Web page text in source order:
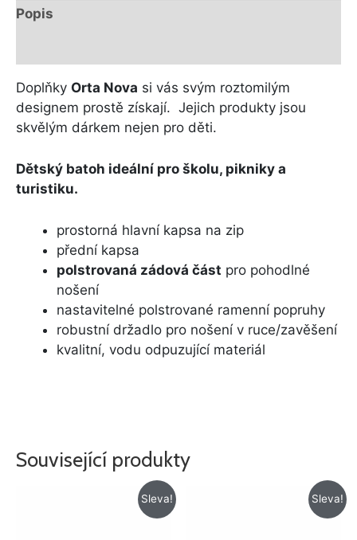
Popis
Doplňky Orta Nova si vás svým roztomilým
designem prostě získají. Jejich produkty jsou
skvělým dárkem nejen pro děti.
Dětský batoh ideální pro školu, pikniky a
turistiku.
prostorná hlavní kapsa na zip
přední kapsa
polstrovaná zádová část pro pohodlné
nošení
nastavitelné polstrované ramenní popruhy
robustní držadlo pro nošení v ruce/zavěšení
kvalitní, vodu odpuzující materiál
Související produkty
Sleva!
Aktuální
cena
Sleva!
Aktuální
cena